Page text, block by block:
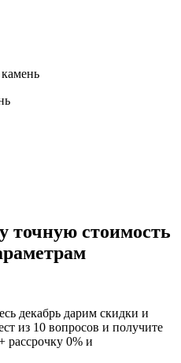
точную стоимость
декабрь дарим скидки и
из 10 вопросов и получите
рассрочку 0% и